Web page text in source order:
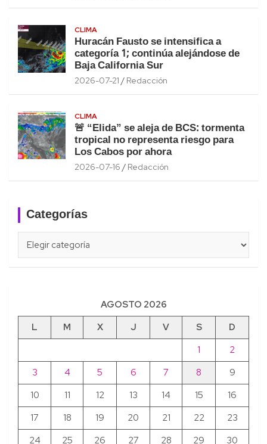
CLIMA
Huracán Fausto se intensifica a
categoría 1; continúa alejándose de
Baja California Sur
2026-07-21 Redacción
CLIMA
🚨 “Elida” se aleja de BCS: tormenta
tropical no representa riesgo para
Los Cabos por ahora
2026-07-16 Redacción
Categorías
AGOSTO 2026
L
M X J V S
D
1
2
3
4 5 6 7 8
9
10
11 12 13 14 15
16
17
18 19 20 21 22
23
24
25 26 27 28 29 30